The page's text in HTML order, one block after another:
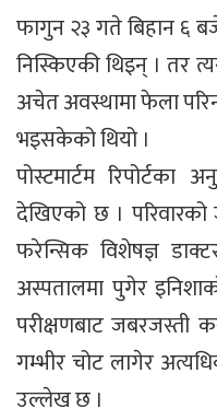
फागुन २३ गते बिहान ६
निस्किएकी थिइन् । तर
अचेत अवस्थामा फेला
भइसकेको थियो ।
पोस्टमार्टम रिपोर्टका
देखिएको छ ।
फरेन्सिक विशेषज्ञ
अस्पतालमा पुगेर
परीक्षणबाट जबरजस्ती
गम्भीर चोट लागेर
उल्लेख छ ।